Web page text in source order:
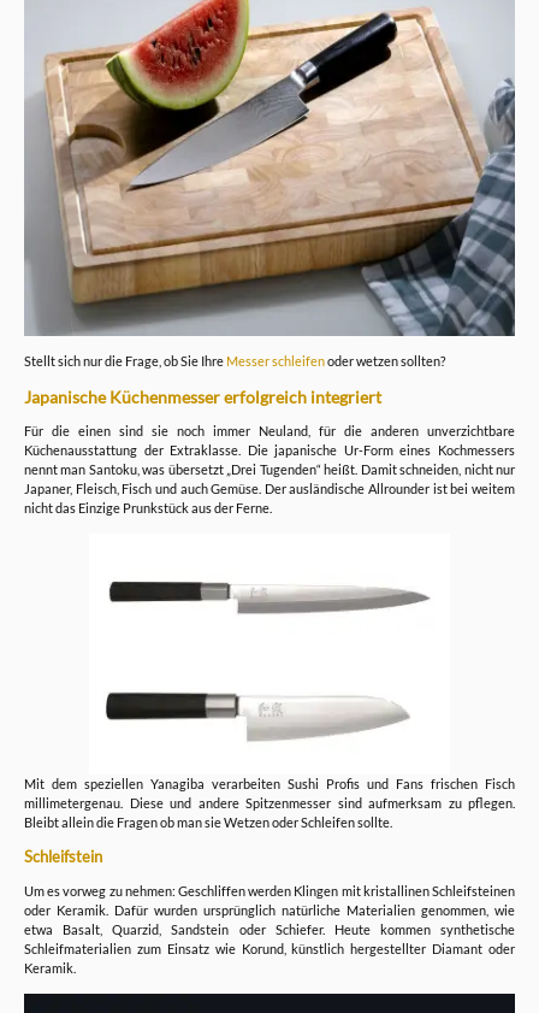
Stellt sich nur die Frage, ob Sie Ihre Messer schleifenoder wetzen sollten?
Japanische Küchenmesser erfolgreich integriert
Für die einen sind sie noch immer Neuland, für die anderen unverzichtbare
Küchenausstattung der Extraklasse. Die japanische Ur-Form eines Kochmessers
nennt man Santoku, was übersetzt „Drei Tugenden“ heißt. Damit schneiden, nicht nur
Japaner, Fleisch, Fisch und auch Gemüse. Der ausländische Allrounder ist bei weitem
nicht das Einzige Prunkstück aus der Ferne.
Mit dem speziellen Yanagiba verarbeiten Sushi Profis und Fans frischen Fisch
millimetergenau. Diese und andere Spitzenmesser sind aufmerksam zu pflegen.
Bleibt allein die Fragen ob man sie Wetzen oder Schleifen sollte.
Schleifstein
Um es vorweg zu nehmen: Geschliffen werden Klingen mit kristallinen Schleifsteinen
oder Keramik. Dafür wurden ursprünglich natürliche Materialien genommen, wie
etwa Basalt, Quarzid, Sandstein oder Schiefer. Heute kommen synthetische
Schleifmaterialien zum Einsatz wie Korund, künstlich hergestellter Diamant oder
Keramik.